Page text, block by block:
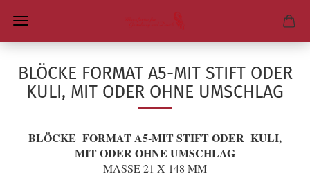
BLÖCKE FORMAT A5-MIT STIFT ODER
KULI, MIT ODER OHNE UMSCHLAG
BLÖCKE FORMAT A5-MIT STIFT ODER KULI,
MIT ODER OHNE UMSCHLAG
MASSE 21 X 148 MM